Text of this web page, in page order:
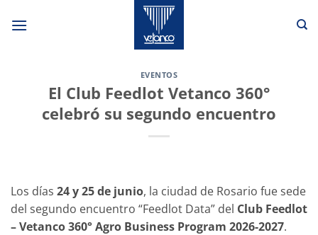
EVENTOS
El Club Feedlot Vetanco 360°
celebró su segundo encuentro
Los días 24 y 25 de junio, la ciudad de Rosario fue sede
del segundo encuentro “Feedlot Data” del Club Feedlot
– Vetanco 360° Agro Business Program 2026-2027.